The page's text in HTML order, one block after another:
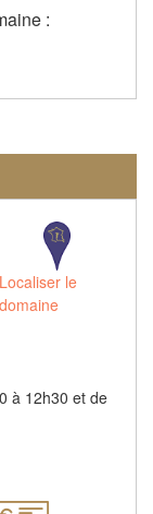
:
Localiser le
domaine
à 12h30 et de